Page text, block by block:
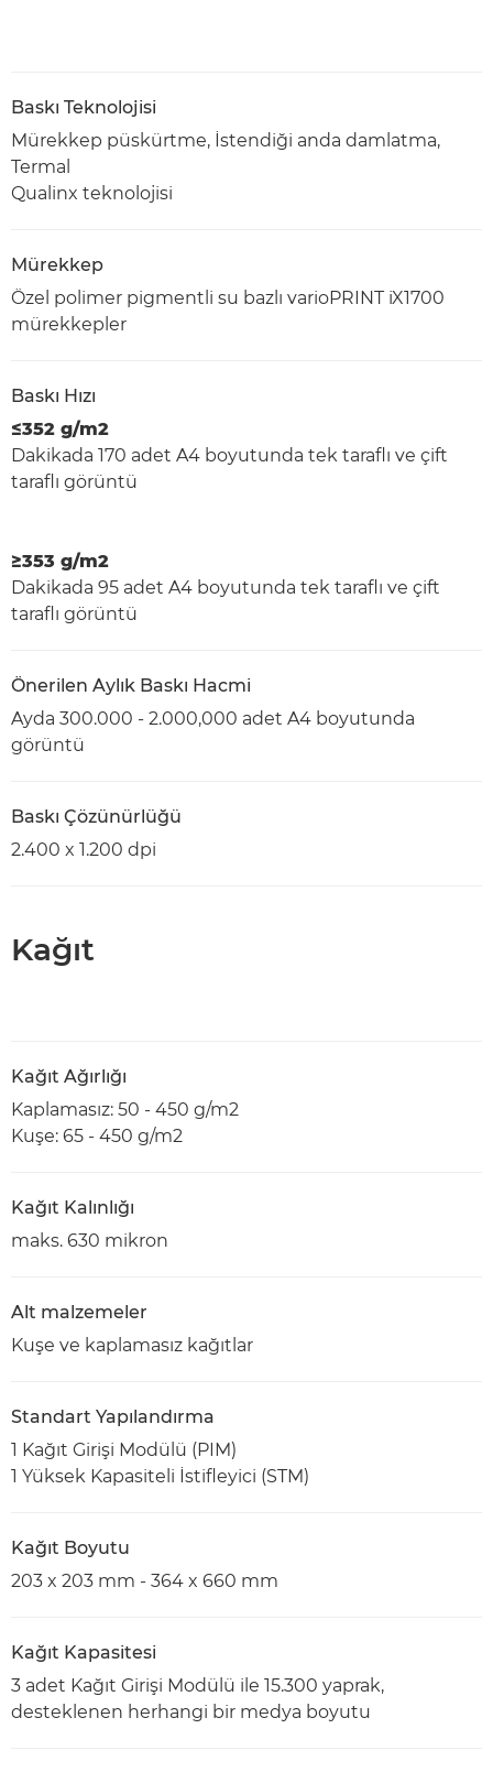
Baskı Teknolojisi
Mürekkep püskürtme, İstendiği anda damlatma,
Termal
Qualinx teknolojisi
Mürekkep
Özel polimer pigmentli su bazlı varioPRINT iX1700
mürekkepler
Baskı Hızı
≤352 g/m2
Dakikada 170 adet A4 boyutunda tek taraflı ve çift
taraflı görüntü
≥353 g/m2
Dakikada 95 adet A4 boyutunda tek taraflı ve çift
taraflı görüntü
Önerilen Aylık Baskı Hacmi
Ayda 300.000 - 2.000,000 adet A4 boyutunda
görüntü
Baskı Çözünürlüğü
2.400 x 1.200 dpi
Kağıt
Kağıt Ağırlığı
Kaplamasız: 50 - 450 g/m2
Kuşe: 65 - 450 g/m2
Kağıt Kalınlığı
maks. 630 mikron
Alt malzemeler
Kuşe ve kaplamasız kağıtlar
Standart Yapılandırma
1 Kağıt Girişi Modülü (PIM)
1 Yüksek Kapasiteli İstifleyici (STM)
Kağıt Boyutu
203 x 203 mm - 364 x 660 mm
Kağıt Kapasitesi
3 adet Kağıt Girişi Modülü ile 15.300 yaprak,
desteklenen herhangi bir medya boyutu